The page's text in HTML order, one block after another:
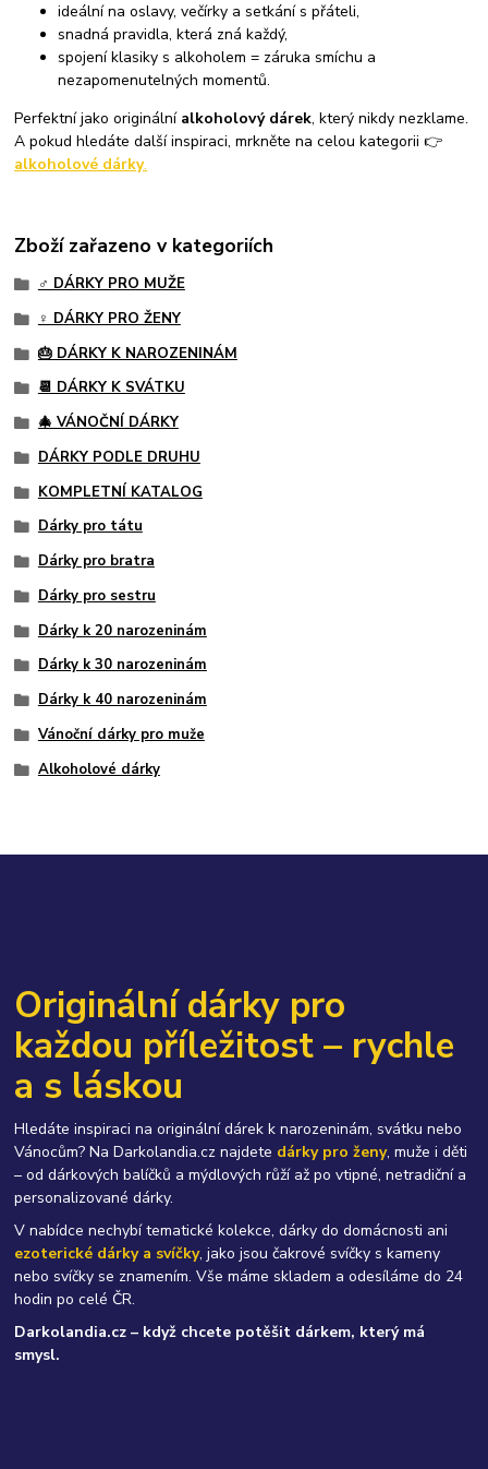
ideální na oslavy, večírky a setkání s přáteli,
snadná pravidla, která zná každý,
spojení klasiky s alkoholem = záruka smíchu a
nezapomenutelných momentů.
Perfektní jako originální alkoholový dárek, který nikdy nezklame.
A pokud hledáte další inspiraci, mrkněte na celou kategorii 👉
alkoholové dárky.
Zboží zařazeno v kategoriích
♂️ DÁRKY PRO MUŽE
♀️ DÁRKY PRO ŽENY
🎂 DÁRKY K NAROZENINÁM
📆 DÁRKY K SVÁTKU
🎄 VÁNOČNÍ DÁRKY
DÁRKY PODLE DRUHU
KOMPLETNÍ KATALOG
Dárky pro tátu
Dárky pro bratra
Dárky pro sestru
Dárky k 20 narozeninám
Dárky k 30 narozeninám
Dárky k 40 narozeninám
Vánoční dárky pro muže
Alkoholové dárky
Originální dárky pro
každou příležitost – rychle
a s láskou
Hledáte inspiraci na originální dárek k narozeninám, svátku nebo
Vánocům? Na Darkolandia.cz najdete dárky pro ženy, muže i děti
– od dárkových balíčků a mýdlových růží až po vtipné, netradiční a
personalizované dárky.
V nabídce nechybí tematické kolekce, dárky do domácnosti ani
ezoterické dárky a svíčky, jako jsou čakrové svíčky s kameny
nebo svíčky se znamením. Vše máme skladem a odesíláme do 24
hodin po celé ČR.
Darkolandia.cz – když chcete potěšit dárkem, který má
smysl.